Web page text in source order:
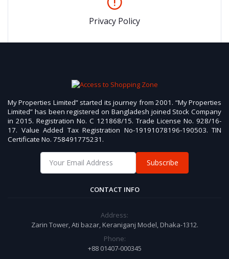
Privacy Policy
My Properties Limited” started its journey from 2001. “My Properties
Limited” has been registered on Bangladesh joined Stock Company
in 2015. Registration No. C 121868/15. Trade License No. 928/16-
17. Value Added Tax Registration No-19191078196-190503. TIN
Certificate No. 758491775231.
Subscribe
CONTACT INFO
Address:
Zarin Tower, Ati bazar, Keraniganj Model, Dhaka-1312.
Phone:
+88 01407-000345